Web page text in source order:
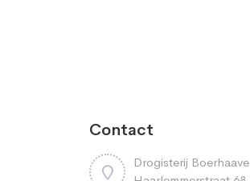
Contact
Drogisterij Boerhaave